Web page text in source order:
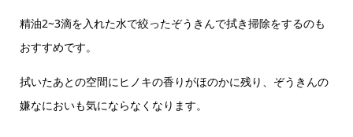
精油2~3滴を入れた水で絞ったぞうきんで拭き掃除をするのも
おすすめです。
拭いたあとの空間にヒノキの香りがほのかに残り、ぞうきんの
嫌なにおいも気にならなくなります。